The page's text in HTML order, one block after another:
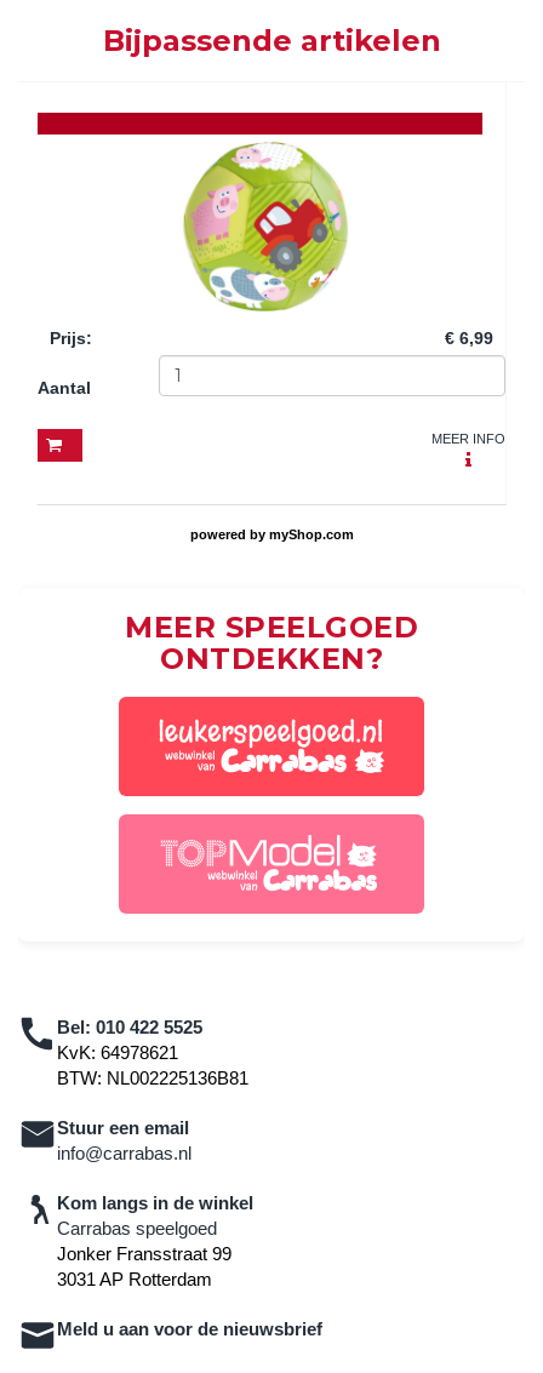
Bijpassende artikelen
Prijs: € 6,99
Aantal
MEER INFO
powered by myShop.com
MEER SPEELGOED
ONTDEKKEN?
Bel: 010 422 5525
KvK: 64978621
BTW: NL002225136B81
Stuur een email
info@carrabas.nl
Kom langs in de winkel
Carrabas speelgoed
Jonker Fransstraat 99
3031 AP Rotterdam
Meld u aan voor de nieuwsbrief